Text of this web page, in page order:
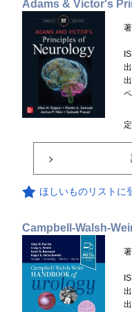
Adams & Victor's
ほしいものリストに
Campbell-Walsh-